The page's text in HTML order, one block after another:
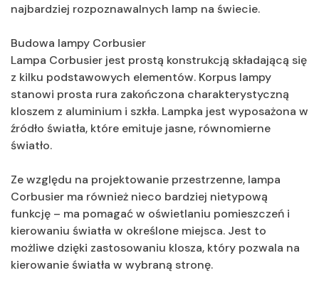
najbardziej rozpoznawalnych lamp na świecie.
Budowa lampy Corbusier
Lampa Corbusier jest prostą konstrukcją składającą się
z kilku podstawowych elementów. Korpus lampy
stanowi prosta rura zakończona charakterystyczną
kloszem z aluminium i szkła. Lampka jest wyposażona w
źródło światła, które emituje jasne, równomierne
światło.
Ze względu na projektowanie przestrzenne, lampa
Corbusier ma również nieco bardziej nietypową
funkcję – ma pomagać w oświetlaniu pomieszczeń i
kierowaniu światła w określone miejsca. Jest to
możliwe dzięki zastosowaniu klosza, który pozwala na
kierowanie światła w wybraną stronę.